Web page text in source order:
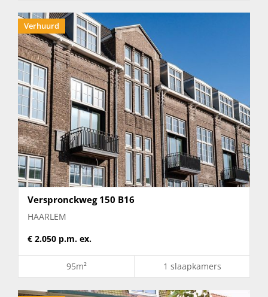
Verhuurd
Verspronckweg 150 B16
HAARLEM
€ 2.050 p.m. ex.
95m² 1 slaapkamers